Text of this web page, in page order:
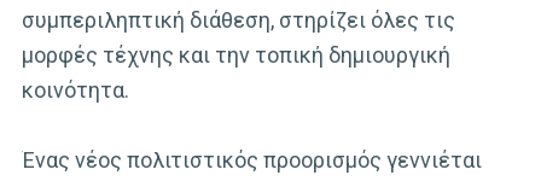
συμπεριληπτική διάθεση, στηρίζει όλες τις
μορφές τέχνης και την τοπική δημιουργική
κοινότητα.
Ένας νέος πολιτιστικός προορισμός γεννιέται